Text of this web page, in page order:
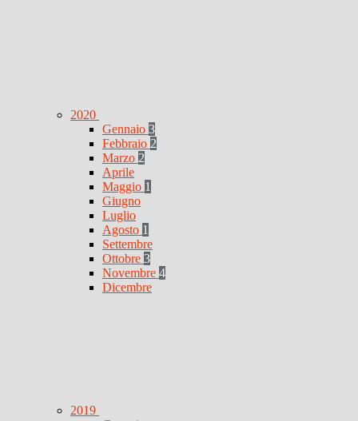
2020
Gennaio 3
Febbraio 2
Marzo 2
Aprile
Maggio 1
Giugno
Luglio
Agosto 1
Settembre
Ottobre 3
Novembre 4
Dicembre
2019